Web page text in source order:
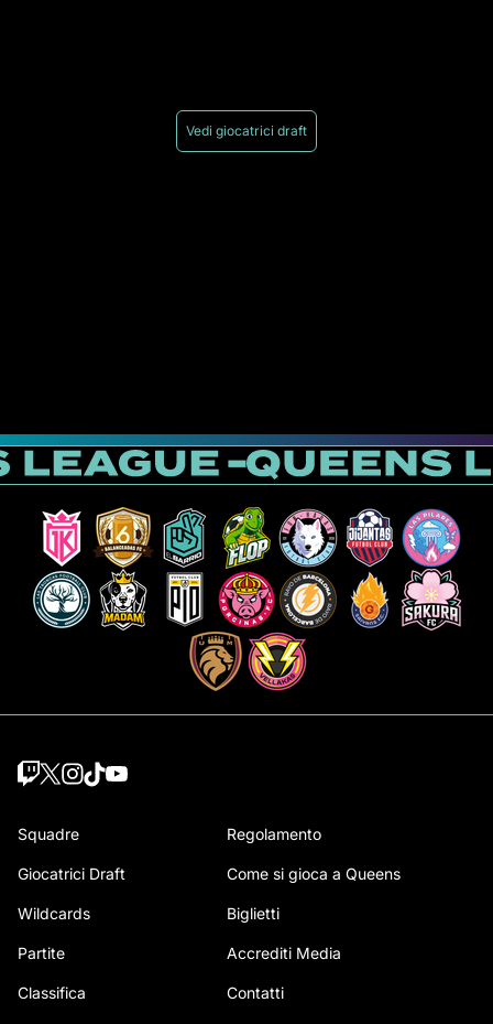
Vedi giocatrici draft
Squadre
Giocatrici Draft
Wildcards
Partite
Classifica
Regolamento
Come si gioca a Queens
Biglietti
Accrediti Media
Contatti